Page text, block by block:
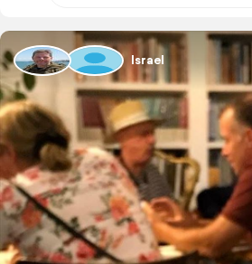
Israel